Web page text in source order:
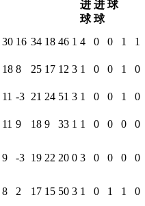
进
球
进
球
球
30 16 34 18 46 1 4 0 0 1
1
18 8 25 17 12 3 1 0 0 1
0
11 -3 21 24 51 3 1 0 0 1
0
11 9 18 9 33 1 1 0 0 0
0
9 -3 19 22 20 0 3 0 0 0 0
8 2 17 15 50 3 1 0 1 1
0